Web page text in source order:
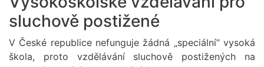
sluchově postižené
V České republice nefunguje žádná „speciální“ vysoká
škola, proto vzdělávání sluchově postižených na